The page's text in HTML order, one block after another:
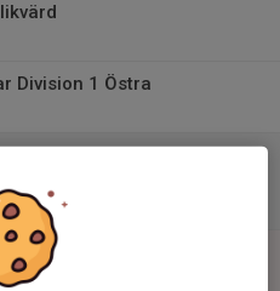
Division 1 Östra
1 2009/2010